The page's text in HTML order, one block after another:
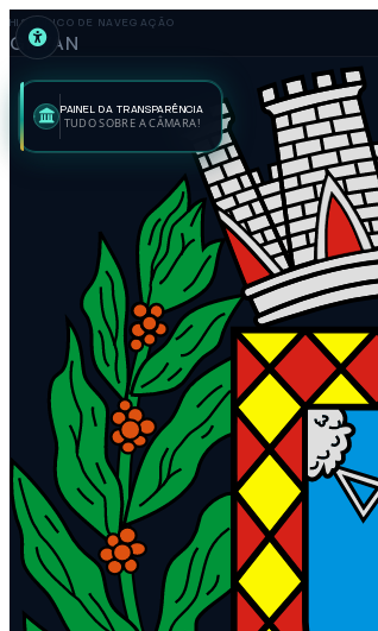
HISTÓRICO DE NAVEGAÇÃO
GILVAN
PAINEL DA TRANSPARÊNCIA
TUDO SOBRE A CÂMARA!